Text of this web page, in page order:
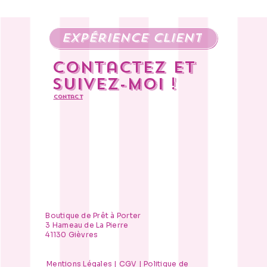
Boutique de Prêt à Porter
3 Hameau de La Pierre
41130 Gièvres
Mentions Légales | CGV |Politique de
Contact
Contactez et
suivez-moi !
expérience client